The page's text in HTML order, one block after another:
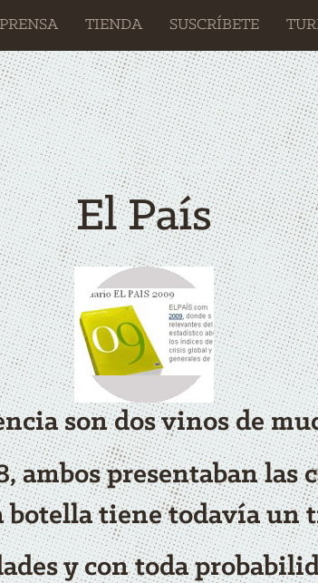
PRENSA TIENDA SUSCRÍBETE
El País
son dos vinos de
ambos presentaban las
botella tiene todavía un
y con toda